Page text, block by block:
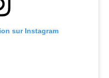
sur Instagram